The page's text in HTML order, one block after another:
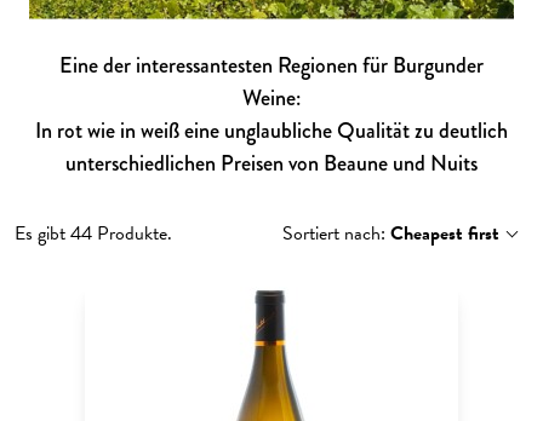
Eine der interessantesten Regionen für Burgunder
Weine:
In rot wie in weiß eine unglaubliche Qualität zu deutlich
unterschiedlichen Preisen von Beaune und Nuits
Es gibt 44 Produkte. Sortiert nach: Cheapest first